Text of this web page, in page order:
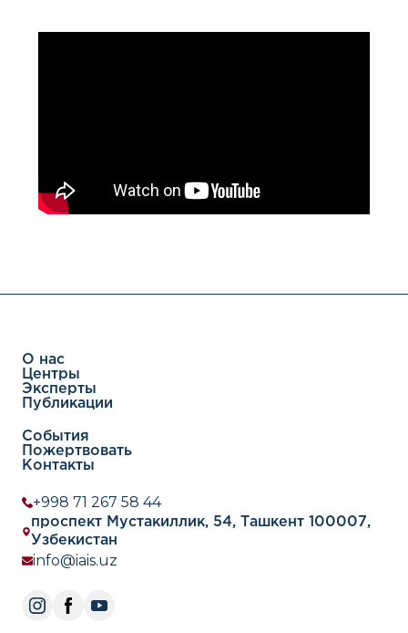
О нас
Центры
Эксперты
Публикации
События
Пожертвовать
Контакты
+998 71 267 58 44
проспект Мустакиллик, 54, Ташкент 100007,
Узбекистан
info@iais.uz